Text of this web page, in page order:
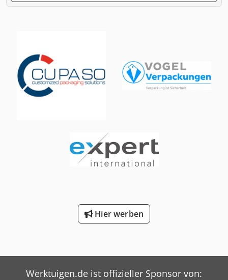
Hier werben
Werktuigen.de ist offizieller Sponsor von: